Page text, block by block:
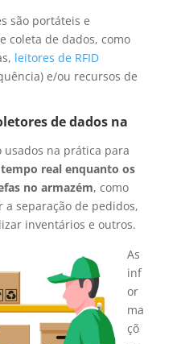
são portáteis e
coleta de dados, como
leitores de RFID
e/ou recursos de
de dados na
usados na prática para
real enquanto os
no armazém, como
separação de pedidos,
inventários e outros.
As
inf
or
ma
çõ